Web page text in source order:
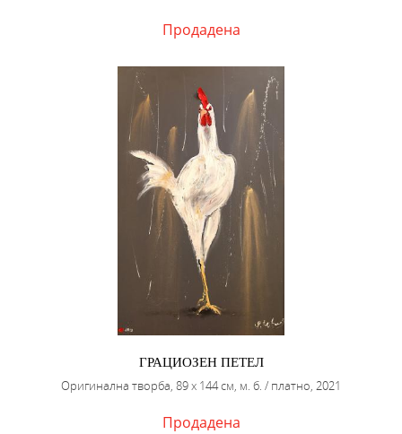
Продадена
ГРАЦИОЗЕН ПЕТЕЛ
Оригинална творба, 89 х 144 см, м. б. / платно, 2021
Продадена